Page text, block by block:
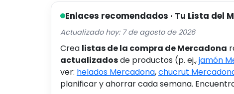
Enlaces recomendados · Tu Lista del
Actualizado hoy: 7 de agosto de 2026
Crea listas de la compra de Mercadona
actualizadosde productos (p. ej.,jamón
ver: helados Mercadona,chucrut
planificar y ahorrar cada semana.